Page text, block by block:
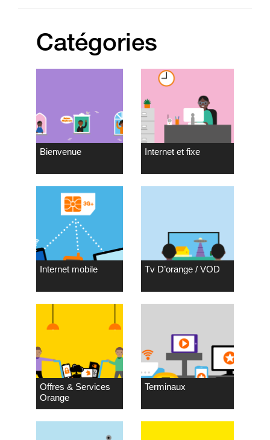
Catégories
Bienvenue Internet et fixe
Internet mobile Tv D’orange / VOD
Offres & Services
Orange
Terminaux